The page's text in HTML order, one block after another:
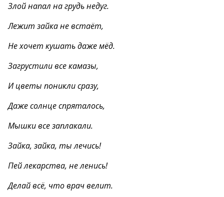
Злой напал на грудь недуг.
Лежит зайка не встаёт,
Не хочет кушать даже мёд.
Загрустили все камазы,
И цветы поникли сразу,
Даже солнце спряталось,
Мышки все заплакали.
Зайка, зайка, ты лечись!
Пей лекарства, не ленись!
Делай всё, что врач велит.